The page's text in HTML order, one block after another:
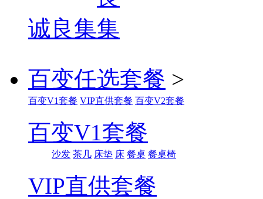
诚良集
百变任选套餐 >
百变V1套餐 VIP直供套餐 百变V2套餐
百变V1套餐
沙发 茶几 床垫 床 餐桌 餐桌椅
VIP直供套餐